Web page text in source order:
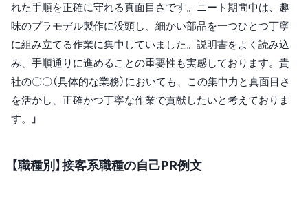
れた手順を正確に守れる真面目さです。ニート期間中は、趣
味のプラモデル製作に没頭し、細かい部品を一つひとつ丁寧
に組み立てる作業に集中していました。説明書をよく読み込
み、手順通りに進めることの重要性も実感しております。貴
社の〇〇（具体的な業務）においても、この集中力と真面目さ
を活かし、正確かつ丁寧な作業で貢献したいと考えておりま
す。」
【職種別】接客系職種の自己PR例文